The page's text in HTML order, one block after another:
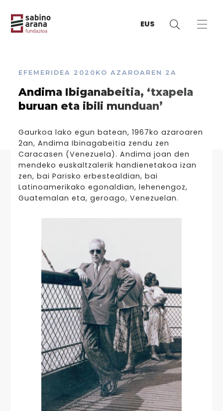
EUS
EFEMERIDEA 2020KO AZAROAREN 2A
Andima Ibiganabeitia, ‘txapela
buruan eta ibili munduan’
Gaurkoa lako egun batean, 1967ko azaroaren
2an, Andima Ibinagabeitia zendu zen
Caracasen (Venezuela). Andima joan den
mendeko euskaltzalerik handienetakoa izan
zen, bai Parisko erbestealdian, bai
Latinoamerikako egonaldian, lehenengoz,
Guatemalan eta, geroago, Venezuelan.